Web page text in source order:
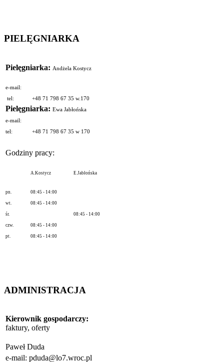
PIELĘGNIARKA
Pielęgniarka: Andżela Kostycz
e-mail:
tel:
+48 71 798 67 35 w.170
Pielęgniarka: Ewa Jabłońska
e-mail:
tel:
+48 71 798 67 35 w 170
Godziny pracy:
A.Kostycz E.Jabłońska
pn. 08:45 - 14:00
wt. 08:45 - 14:00
śr. 08:45 - 14:00
czw. 08:45 - 14:00
pt. 08:45 - 14:00
ADMINISTRACJA
Kierownik gospodarczy:
faktury, oferty
Paweł Duda
e-mail: pduda@lo7.wroc.pl